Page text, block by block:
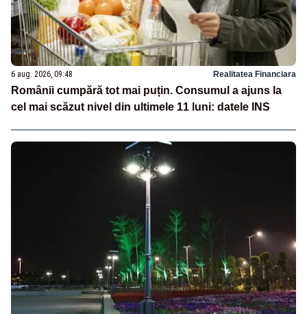
6 aug. 2026, 09:48 Realitatea Financiara
Românii cumpără tot mai puțin. Consumul a ajuns la
cel mai scăzut nivel din ultimele 11 luni: datele INS